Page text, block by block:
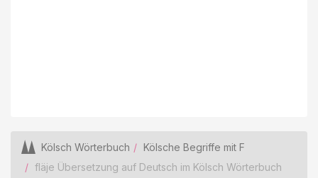
Kölsch Wörterbuch
Kölsche Begriffe mit F
fläje Übersetzung auf Deutsch im Kölsch Wörterbuch